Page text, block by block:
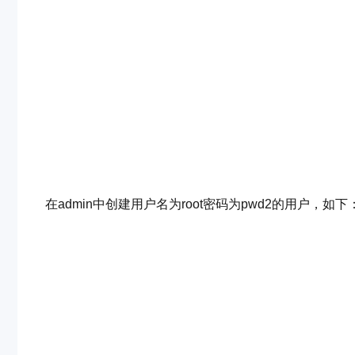
在admin中创建用户名为root密码为pwd2的用户，如下